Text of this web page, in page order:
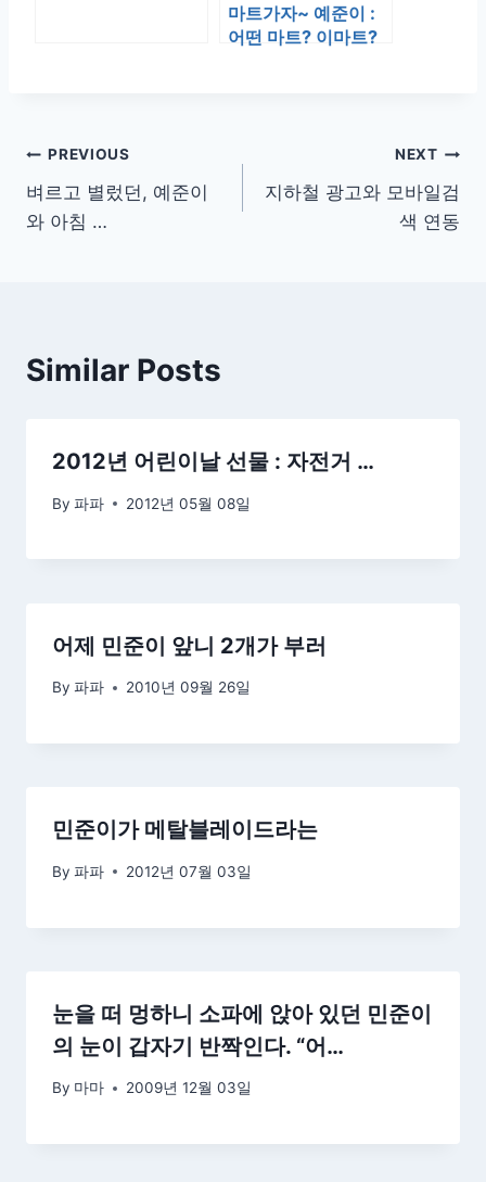
마트가자~ 예준이 :
어떤 마트? 이마트?
글
탐
PREVIOUS
벼르고 별렀던, 예준이
와 아침 …
NEXT
지하철 광고와 모바일검
색 연동
Similar Posts
2012년 어린이날 선물 : 자전거 …
By 파파 2012년 05월 08일
어제 민준이 앞니 2개가 부러
By 파파 2010년 09월 26일
민준이가 메탈블레이드라는
By 파파 2012년 07월 03일
눈을 떠 멍하니 소파에 앉아 있던 민준이
의 눈이 갑자기 반짝인다. “어…
By 마마 2009년 12월 03일